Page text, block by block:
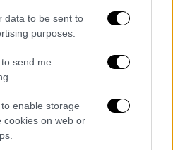
data to be sent to
purposes.
send me
enable storage
cookies on web or
της συνοικίας
νοσοκομειακού
μεγαλύτερου στο
έρευνες στα γύρω
κτιρίων,